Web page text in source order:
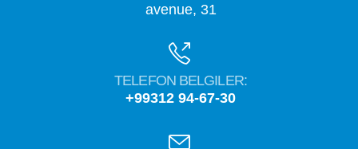
avenue, 31
TELEFON BELGILER:
+99312 94-67-30